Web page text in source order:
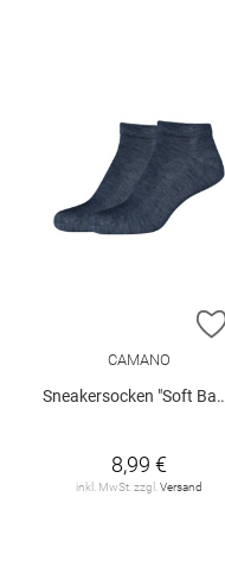
CAMANO
Sneakersocken "Soft Bamboo", 2er-Pack
8,99 €
inkl. MwSt. zzgl. Versand